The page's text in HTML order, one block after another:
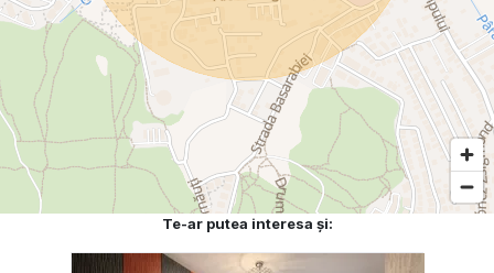
Te-ar putea interesa și: